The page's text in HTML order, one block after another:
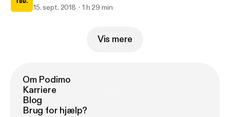
15. sept. 2018 1 h 29 min
Vis mere
Om Podimo
Karriere
Blog
Brug for hjælp?